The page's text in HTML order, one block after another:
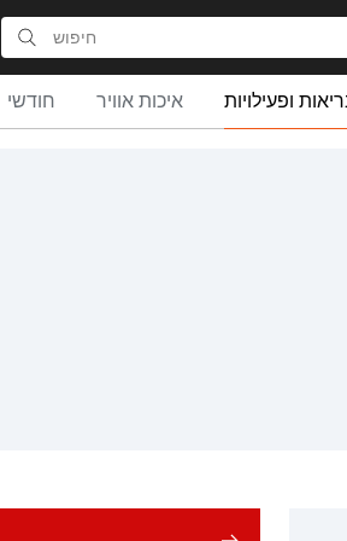
חודשי איכות אוויר ופעילויות